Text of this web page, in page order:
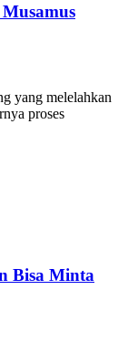
yang melelahkan
proses
Bisa Minta